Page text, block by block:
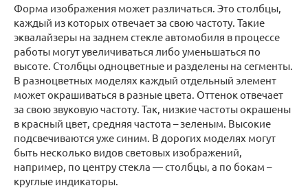
Форма изображения может различаться. Это столбцы,
каждый из которых отвечает за свою частоту. Такие
эквалайзеры на заднем стекле автомобиля в процессе
работы могут увеличиваться либо уменьшаться по
высоте. Столбцы одноцветные и разделены на сегменты.
В разноцветных моделях каждый отдельный элемент
может окрашиваться в разные цвета. Оттенок отвечает
за свою звуковую частоту. Так, низкие частоты окрашены
в красный цвет, средняя частота – зеленым. Высокие
подсвечиваются уже синим. В дорогих моделях могут
быть несколько видов световых изображений,
например, по центру стекла — столбцы, а по бокам –
круглые индикаторы.